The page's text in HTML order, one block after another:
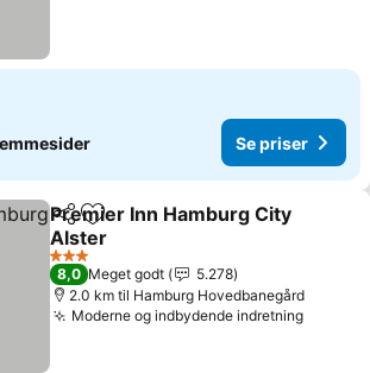
Se priser
Del Føj til favoritter
Premier Inn Hamburg City
Alster
3 Stjerner
8,0 Meget godt
5.278
2.0 km til Hamburg Hovedbanegård
Moderne og indbydende indretning